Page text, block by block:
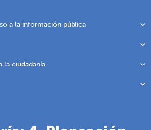
a la información pública
la ciudadanía